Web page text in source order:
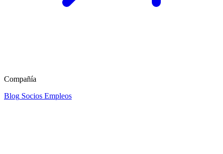
Compañía
Blog Socios Empleos